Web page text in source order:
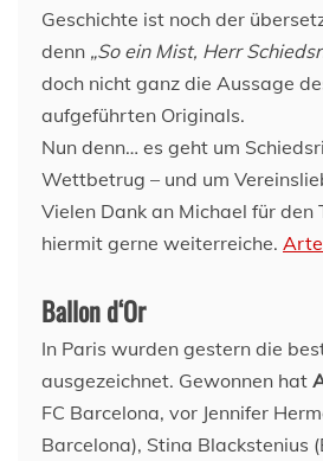
Geschichte ist noch der
denn „So ein Mist, Herr
doch nicht ganz die Aussage
aufgeführten Originals.
Nun denn… es geht um
Wettbetrug – und um
Vielen Dank an Michael für den
hiermit gerne weiterreiche.
Ballon d‘Or
In Paris wurden gestern die
ausgezeichnet. Gewonnen hat
FC Barcelona, vor Jennifer
Barcelona), Stina Blackstenius